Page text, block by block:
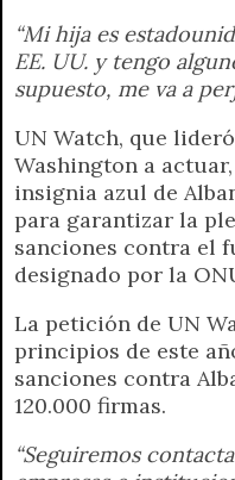
“Mi hija es
EE. UU. y tengo
supuesto, me va a
UN Watch, que
Washington a
insignia azul de
para garantizar la
sanciones contra el
designado por la
La petición de UN
principios de este
sanciones contra
120.000 firmas.
“Seguiremos